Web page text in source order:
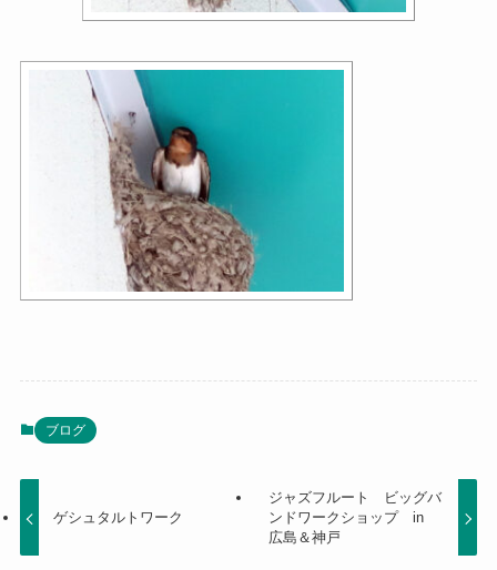
ブログ
ゲシュタルトワーク
ジャズフルート ビッグバ
ンドワークショップ in
広島＆神戸